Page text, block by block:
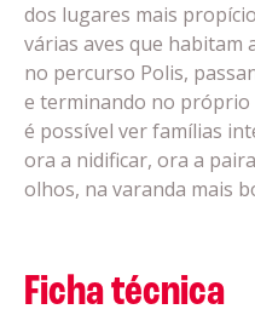
dos lugares mais
várias aves que habitam
no percurso Polis,
e terminando no próprio
é possível ver famílias
ora a nidificar, ora a
olhos, na varanda mais
Ficha técnica